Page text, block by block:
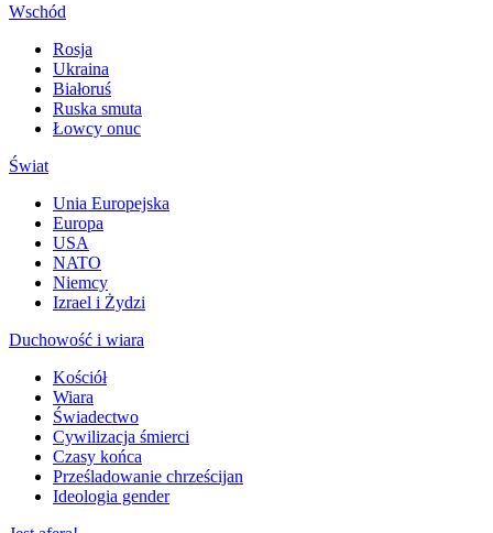
Wschód
Rosja
Ukraina
Białoruś
Ruska smuta
Łowcy onuc
Świat
Unia Europejska
Europa
USA
NATO
Niemcy
Izrael i Żydzi
Duchowość i wiara
Kościół
Wiara
Świadectwo
Cywilizacja śmierci
Czasy końca
Prześladowanie chrześcijan
Ideologia gender